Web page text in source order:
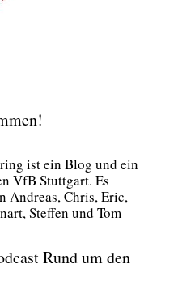
ist ein Blog und ein
VfB Stutt­gart. Es
Andre­as, Chris, Eric,
Stef­fen und Tom
Rund um den